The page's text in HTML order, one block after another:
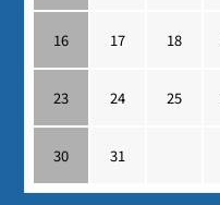
16 17 18
23 24 25
30 31